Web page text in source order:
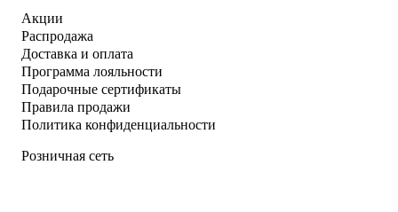
Акции
Распродажа
Доставка и оплата
Программа лояльности
Подарочные сертификаты
Правила продажи
Политика конфиденциальности
Розничная сеть